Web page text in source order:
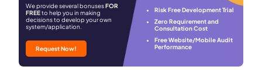
We provide several bonusesFOR
FREEto help you in making
decisions to develop your own
system/application.
Request Now!
Risk Free Development Trial
Zero Requirement and
Consultation Cost
Free Website/Mobile Audit
Performance